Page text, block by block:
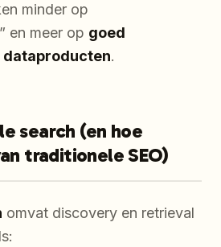
minder op
en meer op goed
.
search (en hoe
traditionele SEO)
omvat discovery en retrieval